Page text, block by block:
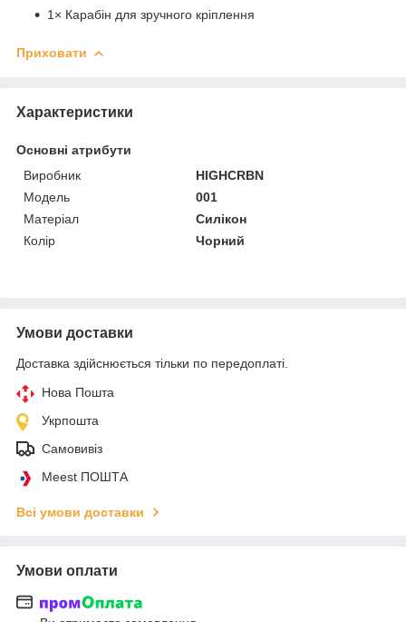
1× Карабін для зручного кріплення
Приховати
Характеристики
Основні атрибути
Виробник
HIGHCRBN
Модель
001
Матеріал
Силікон
Колір
Чорний
Умови доставки
Доставка здійснюється тільки по передоплаті.
Нова Пошта
Укрпошта
Самовивіз
Meest ПОШТА
Всі умови доставки
Умови оплати